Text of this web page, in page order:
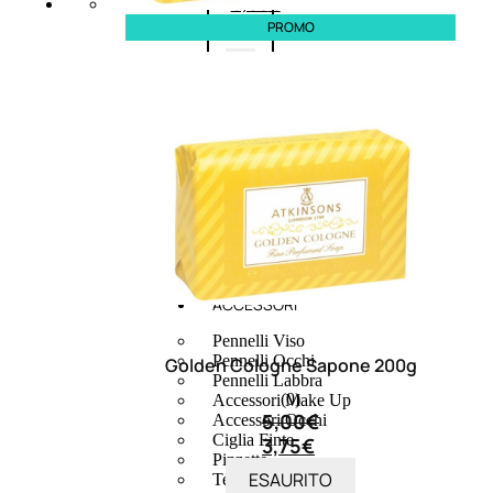
ACCESSORI
Pennelli Viso
Pennelli Occhi
Pennelli Labbra
Accessori Make Up
Accessori Occhi
Ciglia Finte
Pinzette
Temperamatite
PROMO
Golden Cologne Sapone 200g
(0)
5,00€
3,75€
ESAURITO